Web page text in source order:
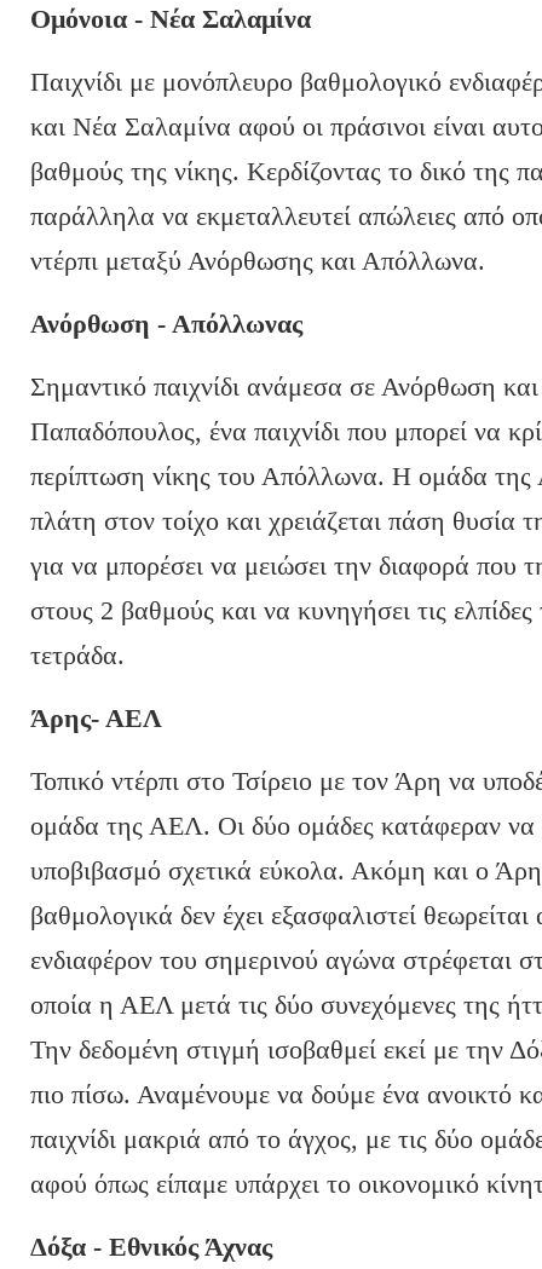
Ομόνοια - Νέα Σαλαμίνα
Παιχνίδι με μονόπλευρο βαθμολογικό
και Νέα Σαλαμίνα αφού οι πράσινοι είναι
βαθμούς της νίκης. Κερδίζοντας το δικό της
παράλληλα να εκμεταλλευτεί απώλειες από
ντέρπι μεταξύ Ανόρθωσης και Απόλλωνα.
Ανόρθωση - Απόλλωνας
Σημαντικό παιχνίδι ανάμεσα σε Ανόρθωση
Παπαδόπουλος, ένα παιχνίδι που μπορεί να
περίπτωση νίκης του Απόλλωνα. Η ομάδα της
πλάτη στον τοίχο και χρειάζεται πάση θυσία
για να μπορέσει να μειώσει την διαφορά που
στους 2 βαθμούς και να κυνηγήσει τις ελπίδες
τετράδα.
Άρης- ΑΕΛ
Τοπικό ντέρπι στο Τσίρειο με τον Άρη να
ομάδα της ΑΕΛ. Οι δύο ομάδες κατάφεραν να
υποβιβασμό σχετικά εύκολα. Ακόμη και ο
βαθμολογικά δεν έχει εξασφαλιστεί
ενδιαφέρον του σημερινού αγώνα στρέφεται
οποία η ΑΕΛ μετά τις δύο συνεχόμενες της
Την δεδομένη στιγμή ισοβαθμεί εκεί με την
πιο πίσω. Αναμένουμε να δούμε ένα ανοικτό
παιχνίδι μακριά από το άγχος, με τις δύο
αφού όπως είπαμε υπάρχει το οικονομικό
Δόξα - Εθνικός Άχνας